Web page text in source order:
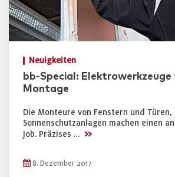
Neuigkeiten
bb-Special: Elektrowerkzeuge
Montage
Die Monteure von Fenstern und Türen,
Sonnenschutzanlagen machen einen
Job. Präzises … >>
8. Dezember 2017